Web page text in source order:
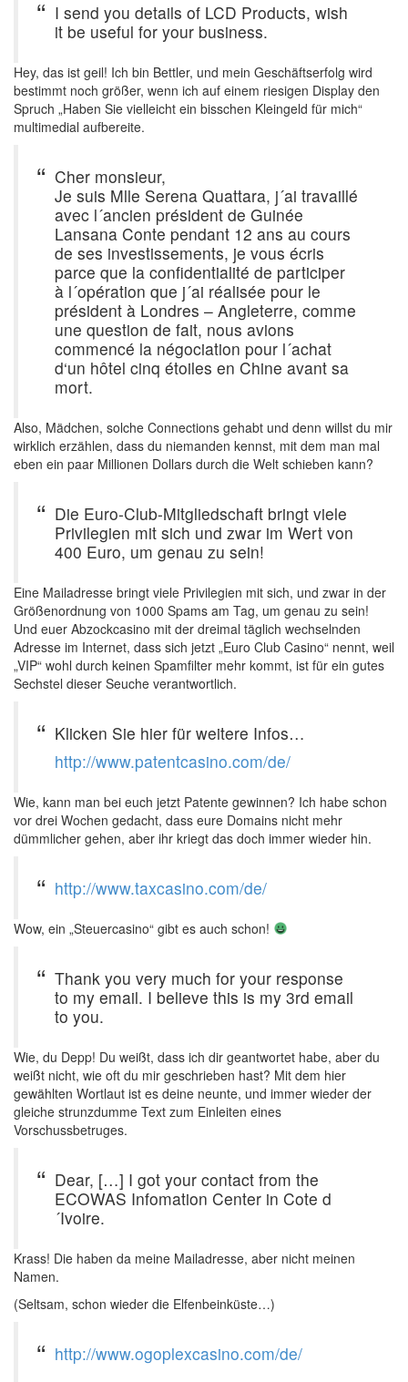
I send you details of LCD Products, wish
it be useful for your business.
Hey, das ist geil! Ich bin Bettler, und mein Geschäftserfolg wird
bestimmt noch größer, wenn ich auf einem riesigen Display den
Spruch „Haben Sie vielleicht ein bisschen Kleingeld für mich“
multimedial aufbereite.
Cher monsieur,
Je suis Mlle Serena Quattara, j´ai travaillé
avec l´ancien président de Guinée
Lansana Conte pendant 12 ans au cours
de ses investissements, je vous écris
parce que la confidentialité de participer
à l´opération que j´ai réalisée pour le
président à Londres – Angleterre, comme
une question de fait, nous avions
commencé la négociation pour l´achat
d‘un hôtel cinq étoiles en Chine avant sa
mort.
Also, Mädchen, solche Connections gehabt und denn willst du mir
wirklich erzählen, dass du niemanden kennst, mit dem man mal
eben ein paar Millionen Dollars durch die Welt schieben kann?
Die Euro-Club-Mitgliedschaft bringt viele
Privilegien mit sich und zwar im Wert von
400 Euro, um genau zu sein!
Eine Mailadresse bringt viele Privilegien mit sich, und zwar in der
Größenordnung von 1000 Spams am Tag, um genau zu sein!
Und euer Abzockcasino mit der dreimal täglich wechselnden
Adresse im Internet, dass sich jetzt „Euro Club Casino“ nennt, weil
„VIP“ wohl durch keinen Spamfilter mehr kommt, ist für ein gutes
Sechstel dieser Seuche verantwortlich.
Klicken Sie hier für weitere Infos…
http://www.patentcasino.com/de/
Wie, kann man bei euch jetzt Patente gewinnen? Ich habe schon
vor drei Wochen gedacht, dass eure Domains nicht mehr
dümmlicher gehen, aber ihr kriegt das doch immer wieder hin.
http://www.taxcasino.com/de/
Wow, ein „Steuercasino“ gibt es auch schon!
Thank you very much for your response
to my email. I believe this is my 3rd email
to you.
Wie, du Depp! Du weißt, dass ich dir geantwortet habe, aber du
weißt nicht, wie oft du mir geschrieben hast? Mit dem hier
gewählten Wortlaut ist es deine neunte, und immer wieder der
gleiche strunzdumme Text zum Einleiten eines
Vorschussbetruges.
Dear, […] I got your contact from the
ECOWAS Infomation Center in Cote d
´Ivoire.
Krass! Die haben da meine Mailadresse, aber nicht meinen
Namen.
(Seltsam, schon wieder die Elfenbeinküste…)
http://www.ogoplexcasino.com/de/